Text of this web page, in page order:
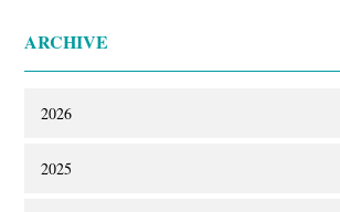
ARCHIVE
2026
2025